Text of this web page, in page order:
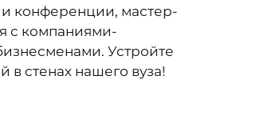
конференции, мастер-
с компаниями-
Устройте
стенах нашего вуза!